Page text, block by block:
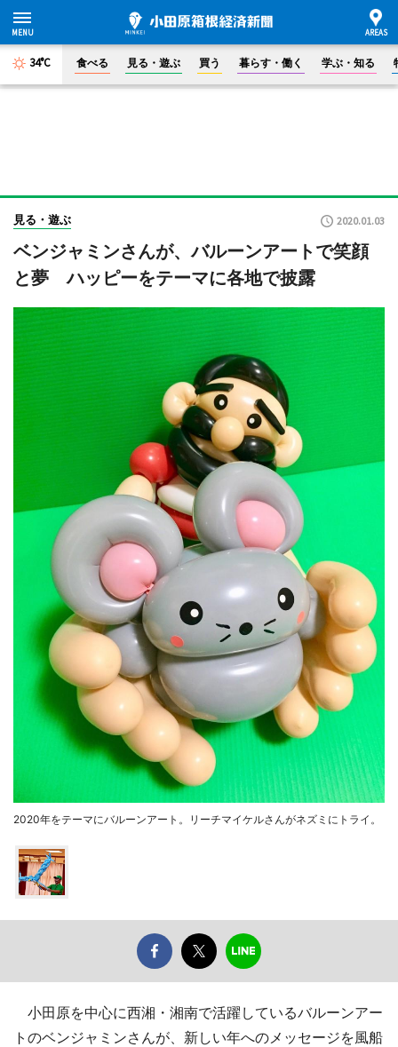
34°C 食べる 見る・遊ぶ 買う 暮らす・働く 学ぶ・知る
見る・遊ぶ 2020.01.03
ベンジャミンさんが、バルーンアートで笑顔
と夢 ハッピーをテーマに各地で披露
2020年をテーマにバルーンアート。リーチマイケルさんがネズミにトライ。
小田原を中心に西湘・湘南で活躍しているバルーンアー
トのベンジャミンさんが、新しい年へのメッセージを風船